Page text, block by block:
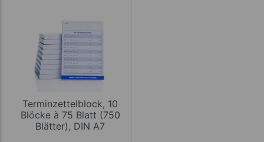
Terminzettelblock, 10
Blöcke à 75 Blatt (750
Blätter), DIN A7